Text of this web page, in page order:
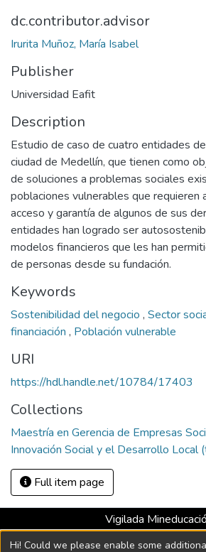
dc.contributor.advisor
Irurita Muñoz, María Isabel
Publisher
Universidad Eafit
Description
Estudio de caso de cuatro entidades
ciudad de Medellín, que tienen como
de soluciones a problemas sociales
poblaciones vulnerables que requieren
acceso y garantía de algunos de sus
entidades han logrado ser
modelos financieros que les han
de personas desde su fundación.
Keywords
Sostenibilidad del negocio , Sector
financiación , Población vulnerable
URI
https://hdl.handle.net/10784/17403
Collections
Maestría en Gerencia de Empresas
Innovación Social y el Desarrollo Local
Full item page
Vigilada
Universidad con Acreditación
Hi! Could we please enable some